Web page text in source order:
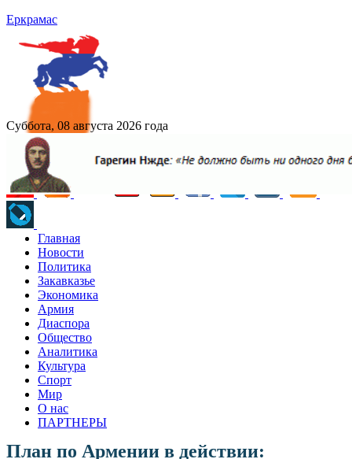
Еркрамас
Суббота, 08 августа 2026 года
Главная
Новости
Политика
Закавказье
Экономика
Армия
Диаспора
Общество
Аналитика
Культура
Спорт
Мир
О нас
ПАРТНЕРЫ
План по Армении в действии: